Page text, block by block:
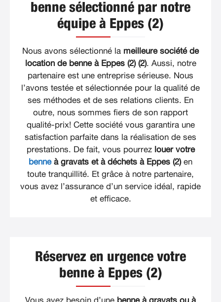
benne sélectionné par notre
équipe à Eppes (2)
Nous avons sélectionné la meilleure société de
location de benne à Eppes (2) (2). Aussi, notre
partenaire est une entreprise sérieuse. Nous
l’avons testée et sélectionnée pour la qualité de
ses méthodes et de ses relations clients. En
outre, nous sommes fiers de son rapport
qualité-prix! Cette société vous garantira une
satisfaction parfaite dans la réalisation de ses
prestations. De fait, vous pourrez louer votre
benneà gravats et à déchets à Eppes (2)en
toute tranquillité. Et grâce à notre partenaire,
vous avez l’assurance d’un service idéal, rapide
et efficace.
Réservez en urgence votre
benne à Eppes (2)
Vous avez besoin d’une benne à gravats ou à